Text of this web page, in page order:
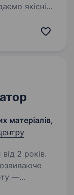
матеріалів,
2 років.
—